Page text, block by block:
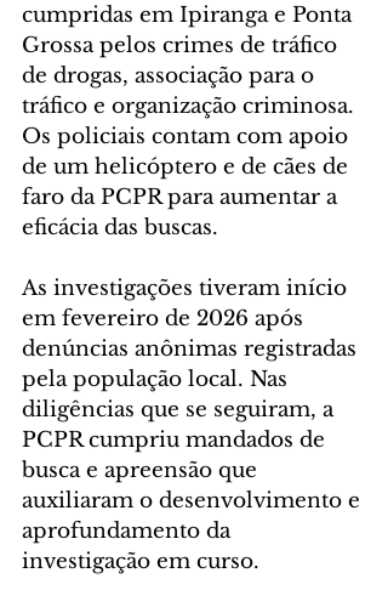
cumpridas em Ipiranga e Ponta
Grossa pelos crimes de tráfico
de drogas, associação para o
tráfico e organização criminosa.
Os policiais contam com apoio
de um helicóptero e de cães de
faro da PCPR para aumentar a
eficácia das buscas.
As investigações tiveram início
em fevereiro de 2026 após
denúncias anônimas registradas
pela população local. Nas
diligências que se seguiram, a
PCPR cumpriu mandados de
busca e apreensão que
auxiliaram o desenvolvimento e
aprofundamento da
investigação em curso.